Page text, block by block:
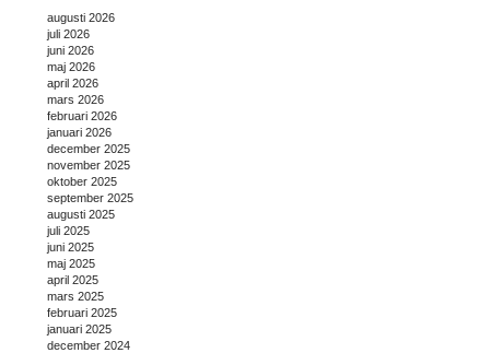
augusti 2026
juli 2026
juni 2026
maj 2026
april 2026
mars 2026
februari 2026
januari 2026
december 2025
november 2025
oktober 2025
september 2025
augusti 2025
juli 2025
juni 2025
maj 2025
april 2025
mars 2025
februari 2025
januari 2025
december 2024